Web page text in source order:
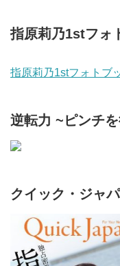
指原莉乃1stフォ
指原莉乃1stフォトブ
逆転力 ~ピンチ
クイック・ジャ